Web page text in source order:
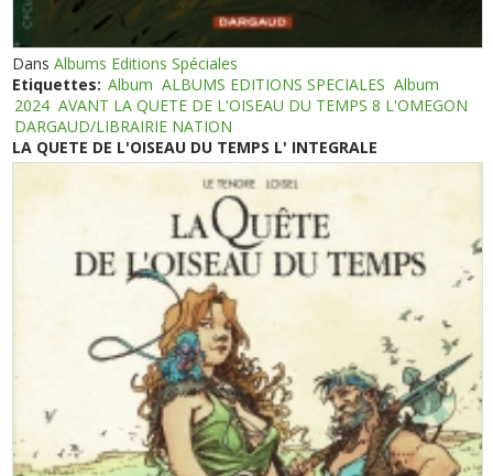
DansAlbums Editions Spéciales
Etiquettes: Album ALBUMS EDITIONS SPECIALES Album
2024 AVANT LA QUETE DE L'OISEAU DU TEMPS 8 L'OMEGON
DARGAUD/LIBRAIRIE NATION
LA QUETE DE L'OISEAU DU TEMPS L' INTEGRALE